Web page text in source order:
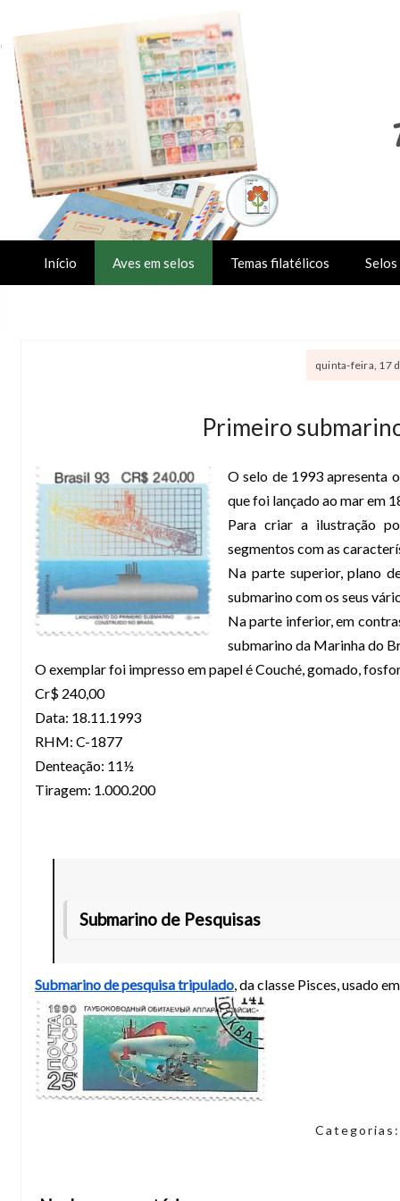
Início Aves em selos Temas filatélicos
quinta-feira, 17
Primeiro
O selo de 1993 apresenta o
que foi lançado ao mar em
Para criar a ilustração
segmentos com as
Na parte superior, plano
submarino com os seus
Na parte inferior, em
submarino da Marinha do
O exemplar foi impresso em papel é Couché, gomado,
Cr$ 240,00
Data: 18.11.1993
RHM: C-1877
Denteação: 11½
Tiragem: 1.000.200
Submarino de Pesquisas
Submarino de pesquisa tripulado , da classe Pisces, usado